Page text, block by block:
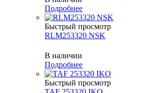
Подробнее
Быстрый просмотр
RLM253320 NSK
В наличии
Подробнее
Быстрый просмотр